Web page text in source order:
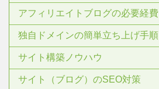
アフィリエイトブログの必要経費
独自ドメインの簡単立ち上げ手順
サイト構築ノウハウ
サイト（ブログ）のSEO対策